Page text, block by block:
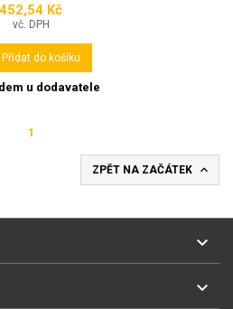
Cena
452,54 Kč
vč. DPH
Přidat do košíku
u dodavatele
1
ZPĚT NA ZAČÁTEK 

